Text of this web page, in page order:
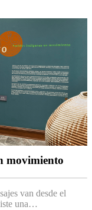
movimiento
van desde el
una…